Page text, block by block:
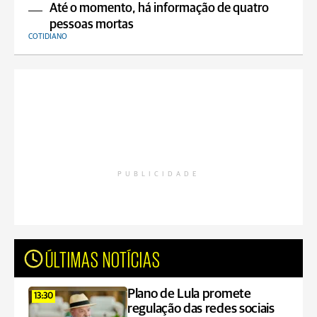
Até o momento, há informação de quatro
pessoas mortas
COTIDIANO
PUBLICIDADE
ÚLTIMAS NOTÍCIAS
13:30
Plano de Lula promete
regulação das redes sociais